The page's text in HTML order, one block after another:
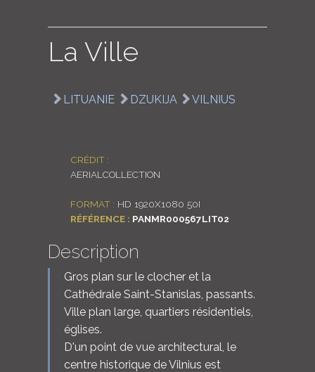
La Ville
LITUANIE DZUKIJA VILNIUS
CRÉDIT :
AERIALCOLLECTION
FORMAT : HD 1920X1080 50I
RÉFÉRENCE : PANMR000567LIT02
Description
Gros plan sur le clocher et la
Cathédrale Saint-Stanislas, passants.
Ville plan large, quartiers résidentiels,
églises.
D'un point de vue architectural, le
centre historique de Vilnius est